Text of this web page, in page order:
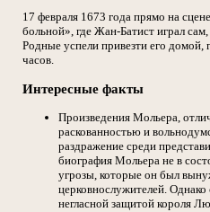
17 февраля 1673 года прямо на
больной», где Жан-Батист играл
Родные успели привезти его домой,
часов.
Интересные факты
Произведения Мольера,
раскованностью и
раздражение среди
биография Мольера не в
угрозы, которые он был
церковнослужителей.
негласной защитой короля